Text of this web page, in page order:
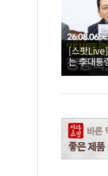
[스팟
는 李대통
26.08.06